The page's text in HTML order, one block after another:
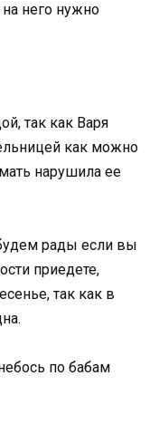
него нужно
так как Варя
как можно
нарушила ее
рады если вы
приедете,
так как в
по бабам